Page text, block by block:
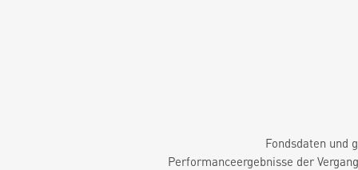
Fondsdaten und
Performanceergebnisse der